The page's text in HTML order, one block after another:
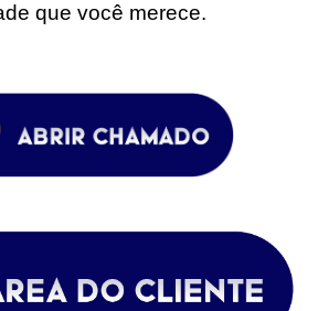
que você merece.